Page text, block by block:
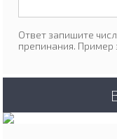
Ответ запишите
препинания. Пример